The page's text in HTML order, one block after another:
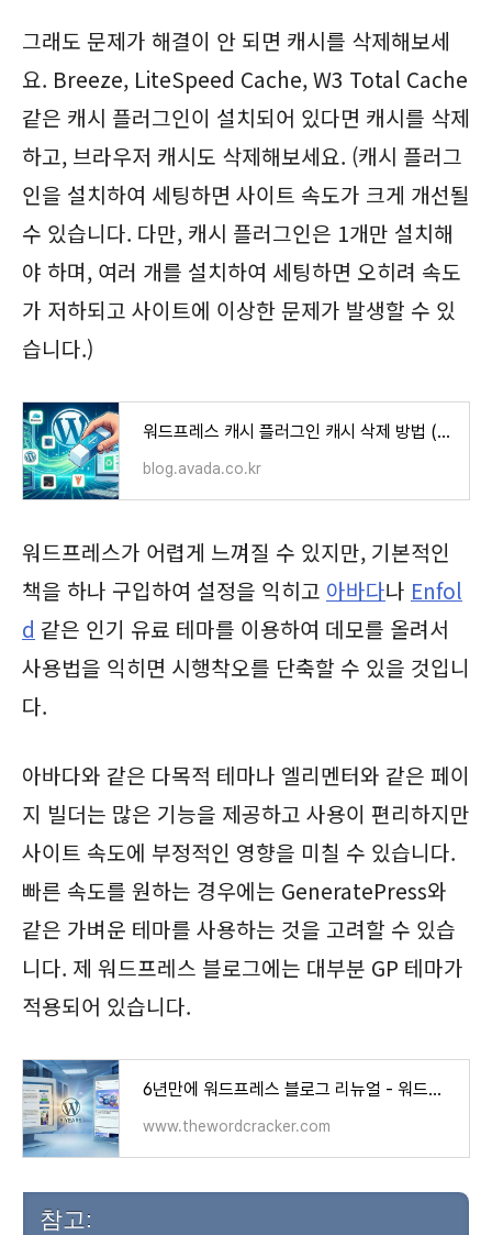
그래도 문제가 해결이 안 되면 캐시를 삭제해보세
요. Breeze, LiteSpeed Cache, W3 Total Cache
같은 캐시 플러그인이 설치되어 있다면 캐시를 삭제
하고, 브라우저 캐시도 삭제해보세요. (캐시 플러그
인을 설치하여 세팅하면 사이트 속도가 크게 개선될
수 있습니다. 다만, 캐시 플러그인은 1개만 설치해
야 하며, 여러 개를 설치하여 세팅하면 오히려 속도
가 저하되고 사이트에 이상한 문제가 발생할 수 있
습니다.)
워드프레스 캐시 플러그인 캐시 삭제 방법 (Breeze, LiteSpeed Cache, WP Super Cache, WP Rocket 등)
blog.avada.co.kr
워드프레스가 어렵게 느껴질 수 있지만, 기본적인
책을 하나 구입하여 설정을 익히고 아바다나 Enfol
d 같은 인기 유료 테마를 이용하여 데모를 올려서
사용법을 익히면 시행착오를 단축할 수 있을 것입니
다.
아바다와 같은 다목적 테마나 엘리멘터와 같은 페이
지 빌더는 많은 기능을 제공하고 사용이 편리하지만
사이트 속도에 부정적인 영향을 미칠 수 있습니다.
빠른 속도를 원하는 경우에는 GeneratePress와
같은 가벼운 테마를 사용하는 것을 고려할 수 있습
니다. 제 워드프레스 블로그에는 대부분 GP 테마가
적용되어 있습니다.
6년만에 워드프레스 블로그 리뉴얼 - 워드프레스 정보꾸러미
www.thewordcracker.com
참고: